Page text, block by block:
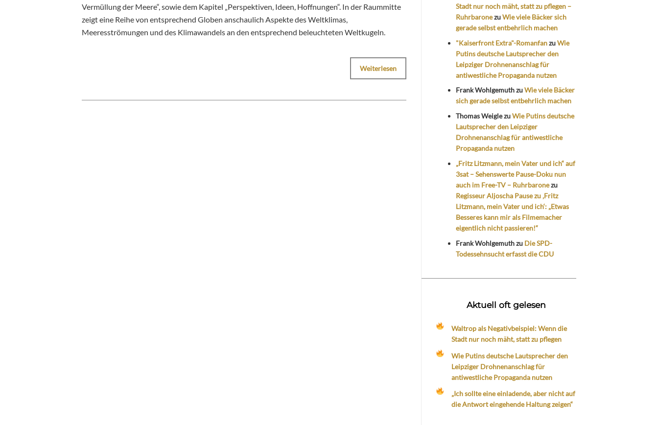
Vermüllung der Meere“, sowie dem Kapitel „Perspektiven, Ideen, Hoffnungen“. In der Raummitte
zeigt eine Reihe von entsprechend Globen anschaulich Aspekte des Weltklimas,
Meeresströmungen und des Klimawandels an den entsprechend beleuchteten Weltkugeln.
Weiterlesen
Stadt nur noch mäht, statt zu pflegen –
RuhrbaronezuWie viele Bäcker sich
gerade selbst entbehrlich machen
"Kaiserfront Extra"-RomanfanzuWie
Putins deutsche Lautsprecher den
Leipziger Drohnenanschlag für
antiwestliche Propaganda nutzen
Frank WohlgemuthzuWie viele Bäcker
sich gerade selbst entbehrlich machen
Thomas WeiglezuWie Putins deutsche
Lautsprecher den Leipziger
Drohnenanschlag für antiwestliche
Propaganda nutzen
„Fritz Litzmann, mein Vater und ich“ auf
3sat – Sehenswerte Pause-Doku nun
auch im Free-TV – Ruhrbaronezu
Regisseur Aljoscha Pause zu ‚Fritz
Litzmann, mein Vater und ich‘: „Etwas
Besseres kann mir als Filmemacher
eigentlich nicht passieren!“
Frank Wohlgemuthzu Die SPD-
Todessehnsucht erfasst die CDU
Aktuell oft gelesen
Waltrop als Negativbeispiel: Wenn die
Stadt nur noch mäht, statt zu pflegen
Wie Putins deutsche Lautsprecher den
Leipziger Drohnenanschlag für
antiwestliche Propaganda nutzen
„Ich sollte eine einladende, aber nicht auf
die Antwort eingehende Haltung zeigen“